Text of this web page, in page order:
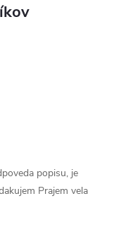
popisu, je
Prajem vela